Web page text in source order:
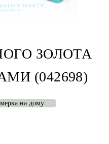
ЗОЛОТА
(042698)
на дому